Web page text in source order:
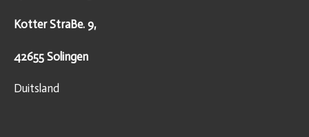
Kotter StraBe. 9,
42655 Solingen
Duitsland